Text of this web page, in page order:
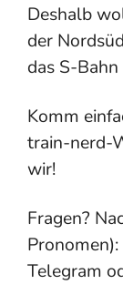
Deshalb
der
das S-
Komm
train-nerd-
wir!
Fragen?
Telegram